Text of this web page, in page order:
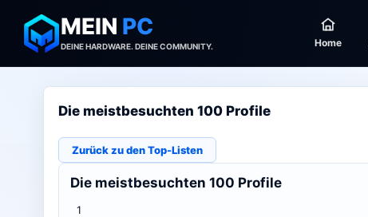
MEIN PC
DEINE HARDWARE. DEINE COMMUNITY. Home
Die meistbesuchten 100 Profile
Zurück zu den Top-Listen
Die meistbesuchten 100 Profile
1